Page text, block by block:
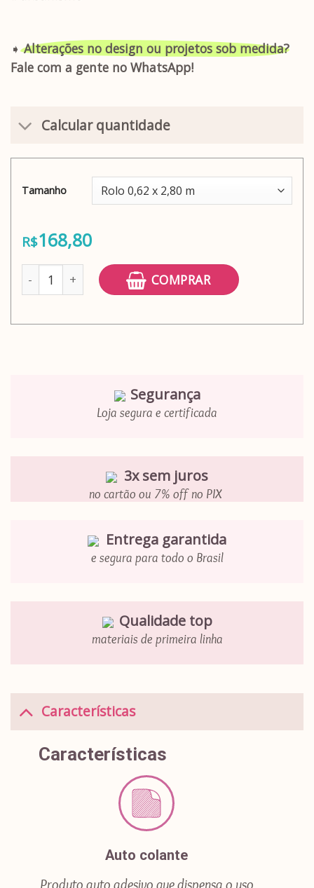
➧Alterações no design ou projetos sob medida?
Fale com a gente no WhatsApp!
Calcular quantidade
Tamanho
R$168,80
Adesivo papel de parede cidade de São Paulo quantidade
COMPRAR
Segurança
Loja segura e certificada
3x sem juros
no cartão ou 7% off no PIX
Entrega garantida
e segura para todo o Brasil
Qualidade top
materiais de primeira linha
Características
Características
Auto colante
Produto auto adesivo que dispensa o uso